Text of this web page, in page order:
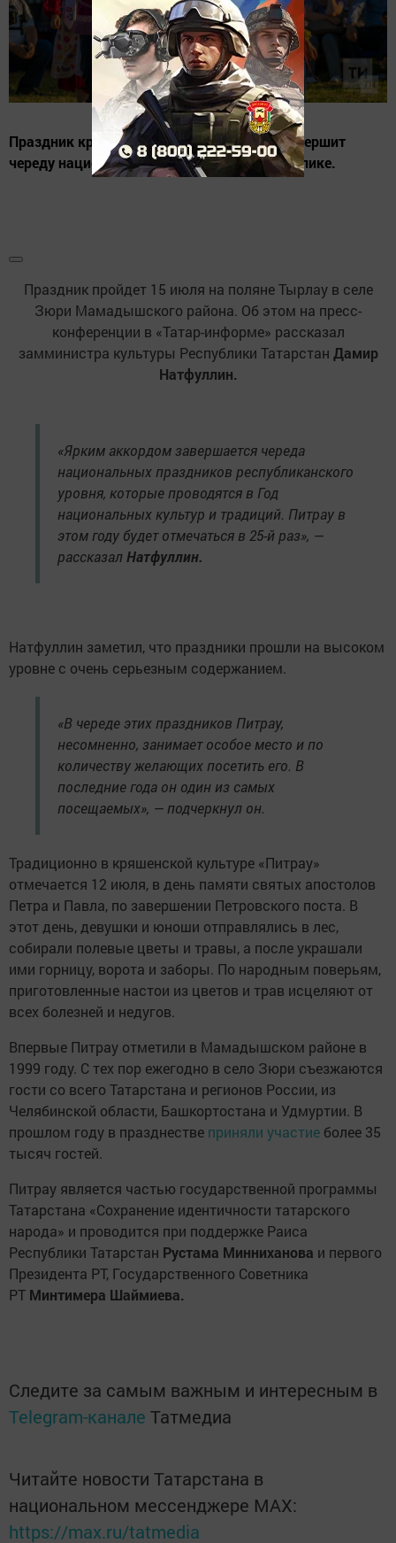
Праздник кряшенской культуры Питрау завершит
череду национальных праздников в республике.
Праздник пройдет 15 июля на поляне Тырлау в селе
Зюри Мамадышского района. Об этом на пресс-
конференции в «Татар-информе» рассказал
замминистра культуры Республики Татарстан Дамир
Натфуллин.
«Ярким аккордом завершается череда
национальных праздников республиканского
уровня, которые проводятся в Год
национальных культур и традиций. Питрау в
этом году будет отмечаться в 25-й раз», —
рассказалНатфуллин.
Натфуллин заметил, что праздники прошли на высоком
уровне с очень серьезным содержанием.
«В череде этих праздников Питрау,
несомненно, занимает особое место и по
количеству желающих посетить его. В
последние года он один из самых
посещаемых», — подчеркнул он.
Традиционно в кряшенской культуре «Питрау»
отмечается 12 июля, в день памяти святых апостолов
Петра и Павла, по завершении Петровского поста. В
этот день, девушки и юноши отправлялись в лес,
собирали полевые цветы и травы, а после украшали
ими горницу, ворота и заборы. По народным поверьям,
приготовленные настои из цветов и трав исцеляют от
всех болезней и недугов.
Впервые Питрау отметили в Мамадышском районе в
1999 году. С тех пор ежегодно в село Зюри съезжаются
гости со всего Татарстана и регионов России, из
Челябинской области, Башкортостана и Удмуртии. В
прошлом году в празднестве приняли участие более 35
тысяч гостей.
Питрау является частью государственной программы
Татарстана «Сохранение идентичности татарского
народа» и проводится при поддержке Раиса
Республики Татарстан Рустама Минниханова и первого
Президента РТ, Государственного Советника
РТ Минтимера Шаймиева.
Следите за самым важным и интересным в
Telegram-канале Татмедиа
Читайте новости Татарстана в
национальном мессенджере MАХ:
https://max.ru/tatmedia